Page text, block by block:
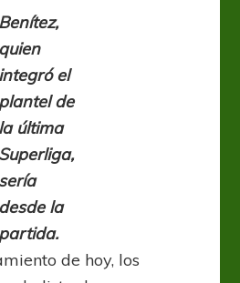
Benítez,
quien
integró el
plantel de
la última
Superliga,
sería
desde la
partida.
de hoy, los